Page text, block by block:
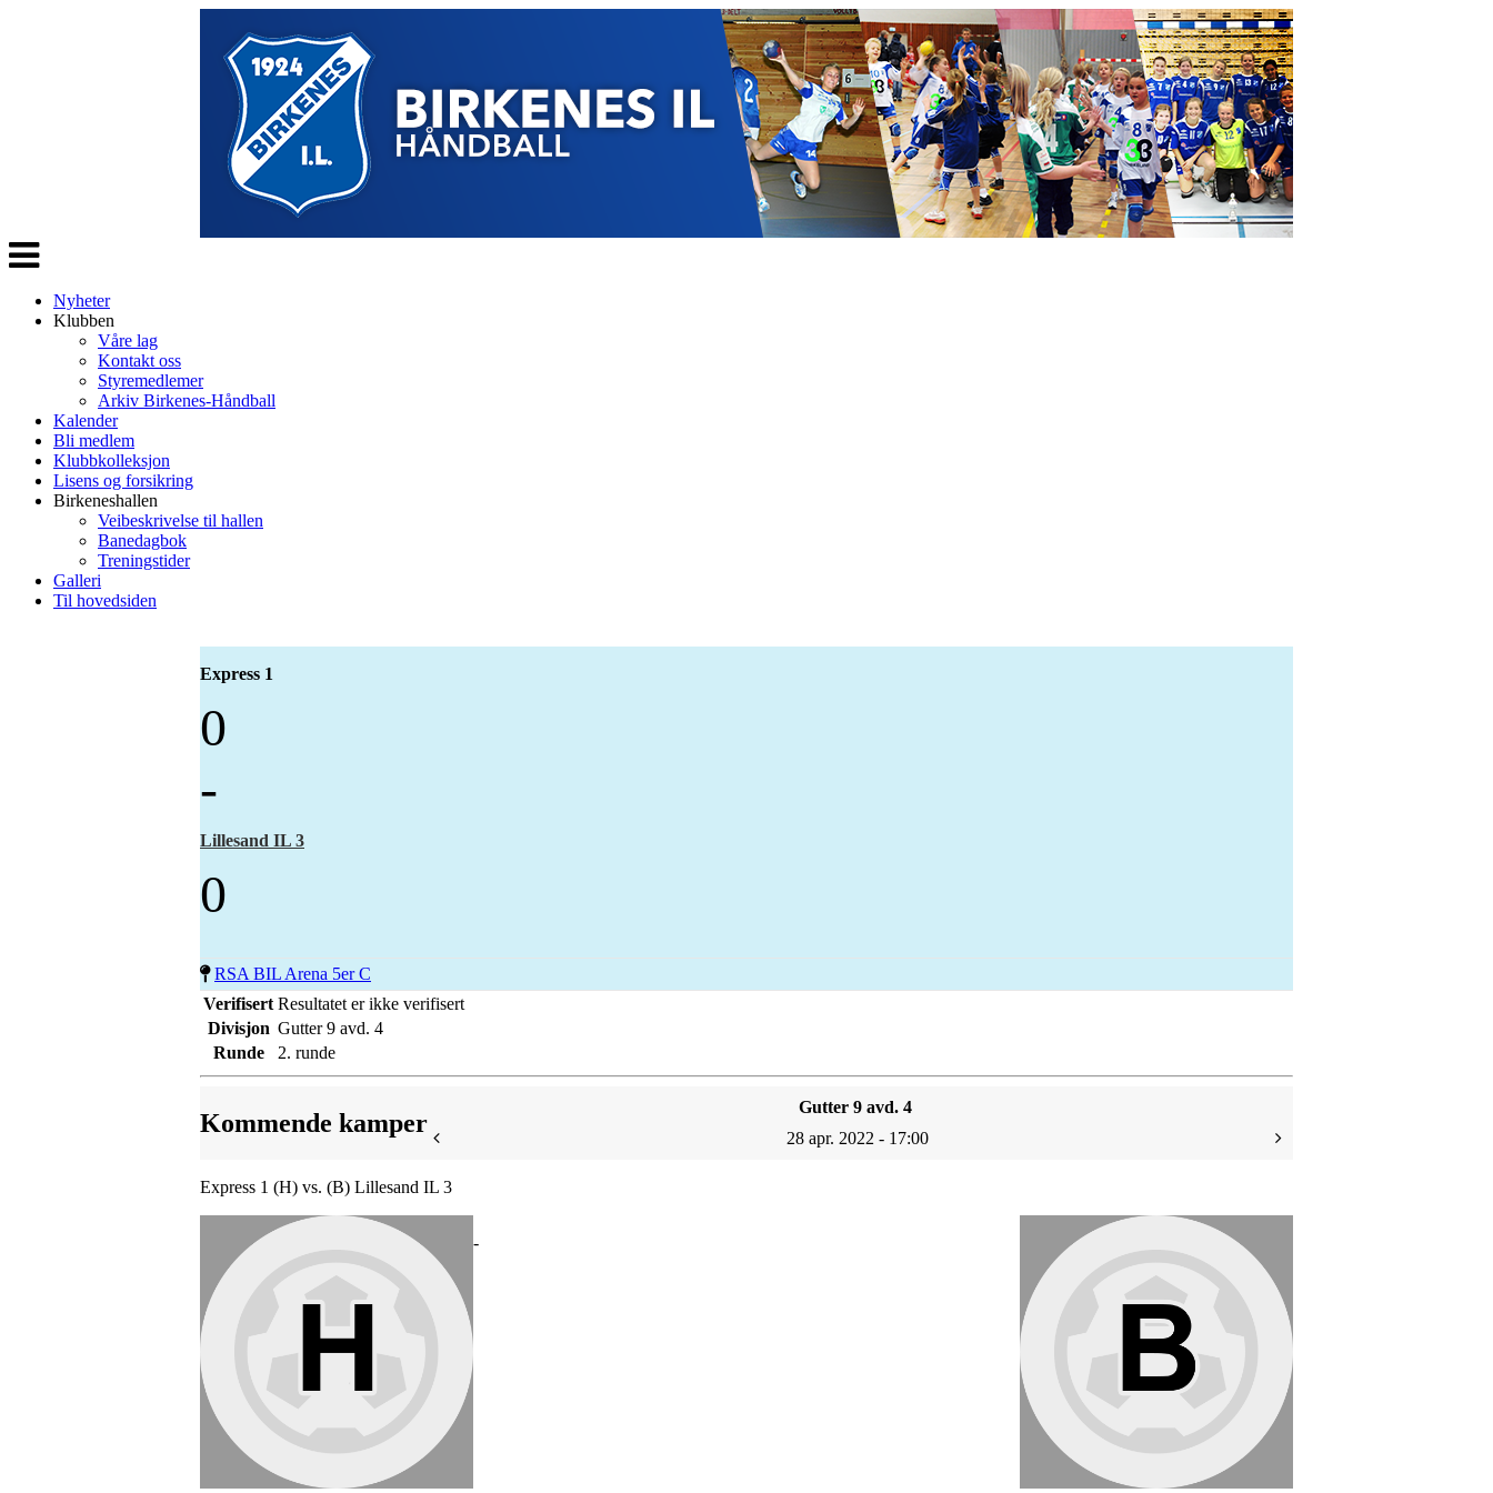
Veksle
navigasjon
Nyheter
Klubben
Våre lag
Kontakt oss
Styremedlemer
Arkiv Birkenes-Håndball
Kalender
Bli medlem
Klubbkolleksjon
Lisens og forsikring
Birkeneshallen
Veibeskrivelse til hallen
Banedagbok
Treningstider
Galleri
Til hovedsiden
Express 1
0
-
Lillesand IL 3
0
RSA BIL Arena 5er C
Verifisert Resultatet er ikke verifisert
Divisjon Gutter 9 avd. 4
Runde
2. runde
Kommende kamper
Gutter 9 avd. 4
28 apr. 2022 - 17:00
Express 1 (H) vs. (B) Lillesand IL 3
-